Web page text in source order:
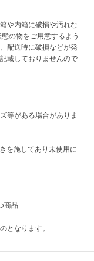
や内箱に破損や汚れな
の物をご用意するよう
配送時に破損などが発
載しておりませんので
がある場合がありま
施してあり未使用に
商品
となります。